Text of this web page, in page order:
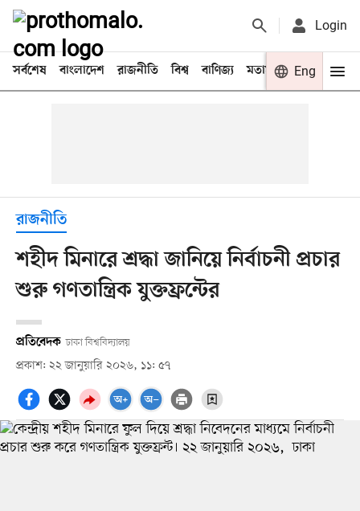
Login
সর্বশেষ বাংলাদেশ রাজনীতি বিশ্ব বাণিজ্য মতামত খেলা
Eng
রাজনীতি
শহীদ মিনারে শ্রদ্ধা জানিয়ে নির্বাচনী প্রচার
শুরু গণতান্ত্রিক যুক্তফ্রন্টের
প্রতিবেদক ঢাকা বিশ্ববিদ্যালয়
প্রকাশ: ২২ জানুয়ারি ২০২৬, ১১: ৫৭